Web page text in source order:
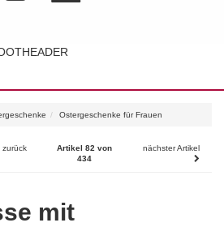
Ostergeschenke für Frauen
zurück
Artikel 82 von
434
nächster Artikel
mit